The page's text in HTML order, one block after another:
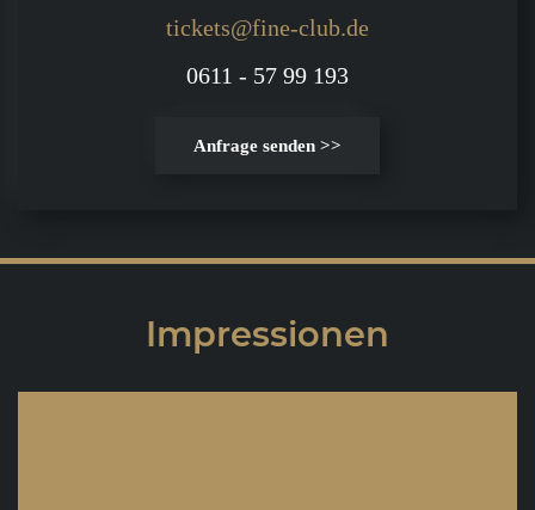
tickets@fine-club.de
0611 - 57 99 193
Anfrage senden >>
Impressionen